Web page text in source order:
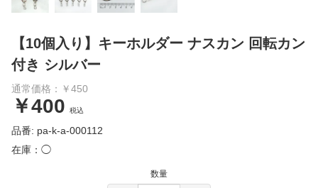
【10個入り】キーホルダー ナスカン 回転カン
付き シルバー
通常価格：￥450
￥400 税込
品番: pa-k-a-000112
在庫：◯
数量